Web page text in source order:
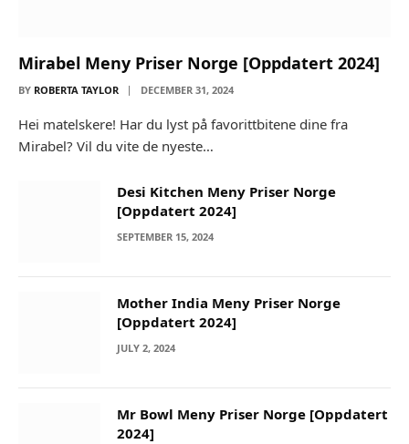
Mirabel Meny Priser Norge [Oppdatert 2024]
BY ROBERTA TAYLOR DECEMBER 31, 2024
Hei matelskere! Har du lyst på favorittbitene dine fra
Mirabel? Vil du vite de nyeste…
Desi Kitchen Meny Priser Norge
[Oppdatert 2024]
SEPTEMBER 15, 2024
Mother India Meny Priser Norge
[Oppdatert 2024]
JULY 2, 2024
Mr Bowl Meny Priser Norge [Oppdatert
2024]